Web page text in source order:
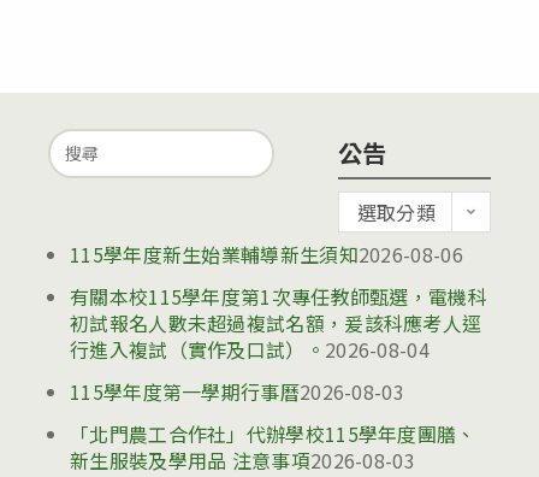
Search
for:
公告
告
選取分類
115學年度新生始業輔導新生須知2026-08-06
有關本校115學年度第1次專任教師甄選，電機科
初試報名人數未超過複試名額，爰該科應考人逕
行進入複試（實作及口試）。 2026-08-04
115學年度第一學期行事曆2026-08-03
「北門農工合作社」代辦學校115學年度團膳、
新生服裝及學用品 注意事項2026-08-03